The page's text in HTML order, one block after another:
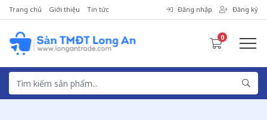
Trang chủ Giới thiệu Tin tức Đăng nhập Đăng ký
0